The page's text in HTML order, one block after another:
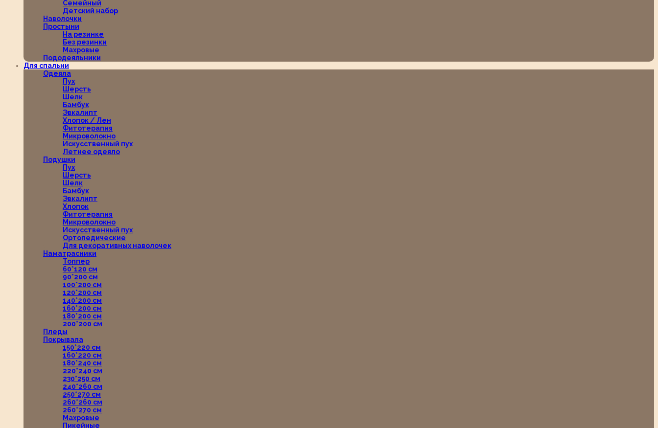
Семейный
Детский набор
Наволочки
Простыни
На резинке
Без резинки
Махровые
Пододеяльники
Для спальни
Одеяла
Пух
Шерсть
Шелк
Бамбук
Эвкалипт
Хлопок / Лен
Фитотерапия
Микроволокно
Искусственный пух
Летнее одеяло
Подушки
Пух
Шерсть
Шелк
Бамбук
Эвкалипт
Хлопок
Фитотерапия
Микроволокно
Искусственный пух
Ортопедические
Для декоративных наволочек
Наматрасники
Топпер
60*120 см
90*200 см
100*200 см
120*200 см
140*200 см
160*200 см
180*200 см
200*200 см
Пледы
Покрывала
150*220 см
160*220 см
180*240 см
220*240 см
230*250 см
240*260 см
250*270 см
260*260 см
260*270 см
Махровые
Пикейные